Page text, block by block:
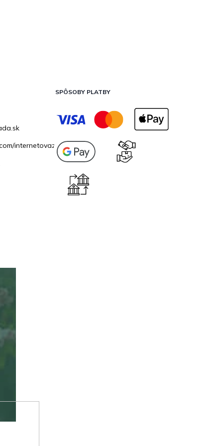
internetovazahrada.sk/
SPÔSOBY PLATBY